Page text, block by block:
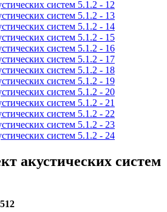
акустических систем